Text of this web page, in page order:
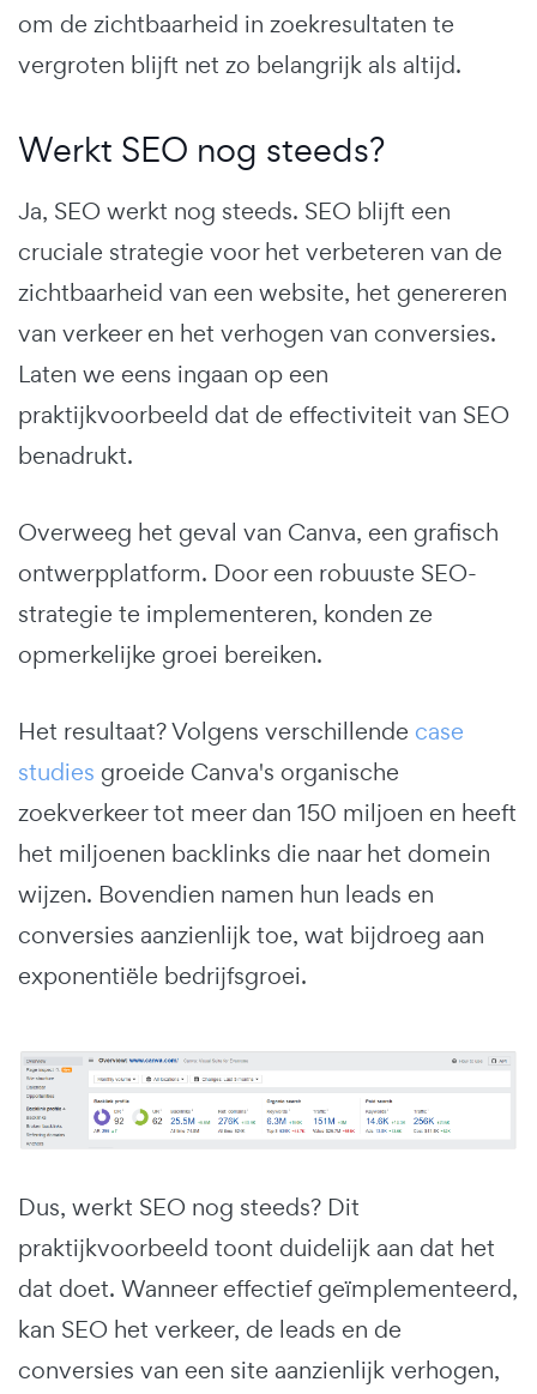
om de zichtbaarheid in zoekresultaten te
vergroten blijft net zo belangrijk als altijd.
Werkt SEO nog steeds?
Ja, SEO werkt nog steeds. SEO blijft een
cruciale strategie voor het verbeteren van de
zichtbaarheid van een website, het genereren
van verkeer en het verhogen van conversies.
Laten we eens ingaan op een
praktijkvoorbeeld dat de effectiviteit van SEO
benadrukt.
Overweeg het geval van Canva, een grafisch
ontwerpplatform. Door een robuuste SEO-
strategie te implementeren, konden ze
opmerkelijke groei bereiken.
Het resultaat? Volgens verschillende case
studies groeide Canva's organische
zoekverkeer tot meer dan 150 miljoen en heeft
het miljoenen backlinks die naar het domein
wijzen. Bovendien namen hun leads en
conversies aanzienlijk toe, wat bijdroeg aan
exponentiële bedrijfsgroei.
Dus, werkt SEO nog steeds? Dit
praktijkvoorbeeld toont duidelijk aan dat het
dat doet. Wanneer effectief geïmplementeerd,
kan SEO het verkeer, de leads en de
conversies van een site aanzienlijk verhogen,